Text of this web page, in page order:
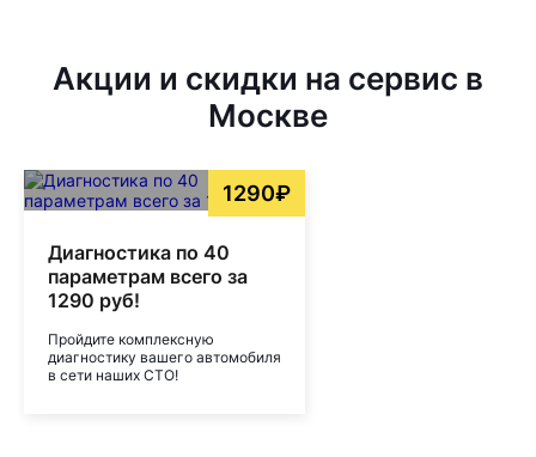
Акции и скидки на сервис в
Москве
1290₽
Диагностика по 40
параметрам всего за
1290 руб!
Пройдите комплексную
диагностику вашего автомобиля
в сети наших СТО!